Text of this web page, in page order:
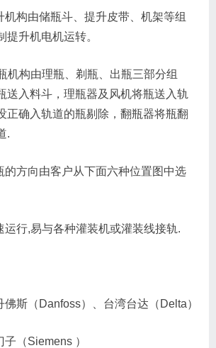
机构由储瓶斗、提升皮带、机架等组
提升机电机运转。
机构由理瓶、剃瓶、出瓶三部分组
送入料斗，理瓶器及风机将瓶送入轨
正确入轨道的瓶剔除，翻瓶器将瓶翻
.
的方向由客户从下面六种位置图中选
运行,易与各种灌装机或灌装线接轨.
佛斯（Danfoss）、台湾台达（Delta）
（Siemens ）